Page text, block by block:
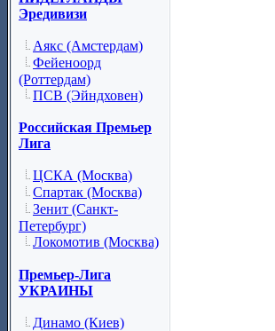
Эредивизи
Аякс (Амстердам)
Фейеноорд
(Роттердам)
ПСВ (Эйндховен)
Российская Премьер
Лига
ЦСКА (Москва)
Спартак (Москва)
Зенит (Санкт-
Петербург)
Локомотив (Москва)
Премьер-Лига
УКРАИНЫ
Динамо (Киев)